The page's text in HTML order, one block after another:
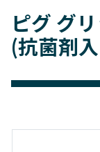
ピグ グ
(抗菌剤